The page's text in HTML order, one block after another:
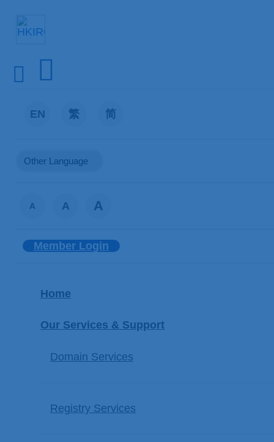
 
EN 繁 简
A A A
Member Login
Home
Our Services & Support
Domain Services
Registry Services